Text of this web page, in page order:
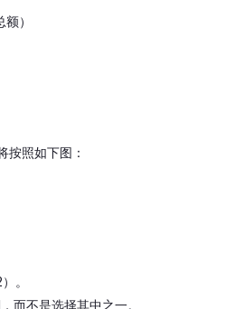
）
照如下图：
。
而不是选择其中之一。